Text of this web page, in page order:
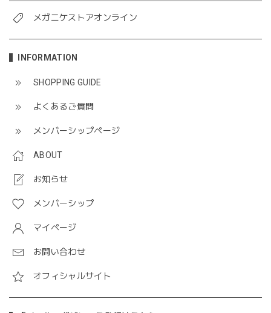
メガニケストアオンライン
INFORMATION
SHOPPING GUIDE
よくあるご質問
メンバーシップページ
ABOUT
お知らせ
メンバーシップ
マイページ
お問い合わせ
オフィシャルサイト